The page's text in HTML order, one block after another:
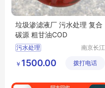
垃圾渗滤液厂 污水处理 复合
碳源 粗甘油COD
污水处理
污水处理行情
南京长江
科技有限
￥ 1500.00 拨打电话